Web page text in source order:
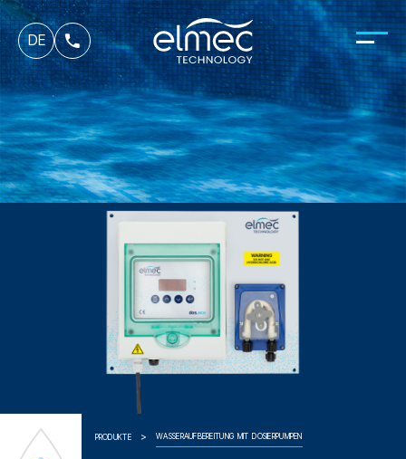
DE
fr
it
PRODUKTE WASSERAUFBEREITUNG MIT DOSIERPUMPEN